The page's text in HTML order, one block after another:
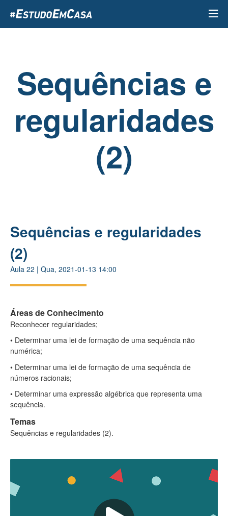
para
o
Sequências e
regularidades
(2)
Sequências e regularidades
(2)
Aula 22 | Qua, 2021-01-13 14:00
Áreas de Conhecimento
Reconhecer regularidades;
• Determinar uma lei de formação de uma sequência não
numérica;
• Determinar uma lei de formação de uma sequência de
números racionais;
• Determinar uma expressão algébrica que representa uma
sequência.
Temas
Sequências e regularidades (2).